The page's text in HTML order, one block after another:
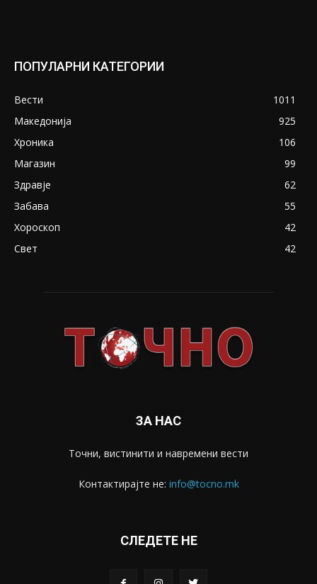
ПОПУЛАРНИ КАТЕГОРИИ
Вести
1011
Македонија
925
Хроника
106
Магазин
99
Здравје
62
Забава
55
Хороскоп
42
Свет
42
ЗА НАС
Точни, вистинити и навремени вести
Контактирајте не: info@tocno.mk
СЛЕДЕТЕ НЕ